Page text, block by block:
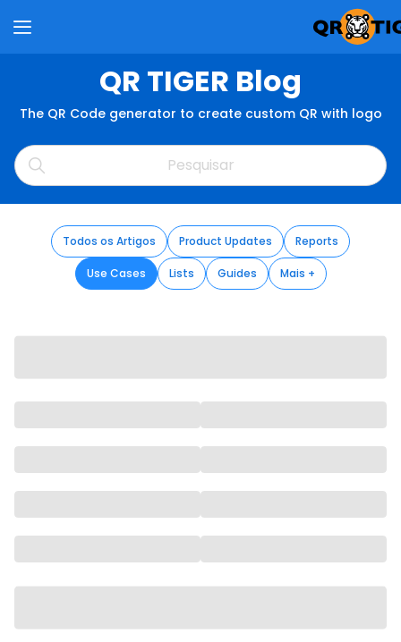
QR TIGER Blog
The QR Code generator to create custom QR with logo
Todos os Artigos Product Updates Reports
Use Cases Lists Guides Mais +